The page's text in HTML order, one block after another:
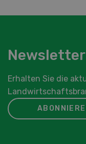
Erhalten Sie die